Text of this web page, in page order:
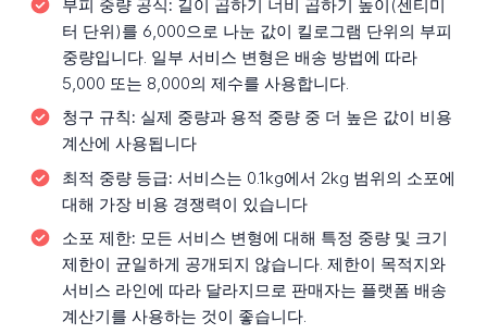
부피 중량 공식: 길이 곱하기 너비 곱하기 높이(센티미
터 단위)를 6,000으로 나눈 값이 킬로그램 단위의 부피
중량입니다. 일부 서비스 변형은 배송 방법에 따라
5,000 또는 8,000의 제수를 사용합니다.
청구 규칙: 실제 중량과 용적 중량 중 더 높은 값이 비용
계산에 사용됩니다
최적 중량 등급: 서비스는 0.1kg에서 2kg 범위의 소포에
대해 가장 비용 경쟁력이 있습니다
소포 제한: 모든 서비스 변형에 대해 특정 중량 및 크기
제한이 균일하게 공개되지 않습니다. 제한이 목적지와
서비스 라인에 따라 달라지므로 판매자는 플랫폼 배송
계산기를 사용하는 것이 좋습니다.